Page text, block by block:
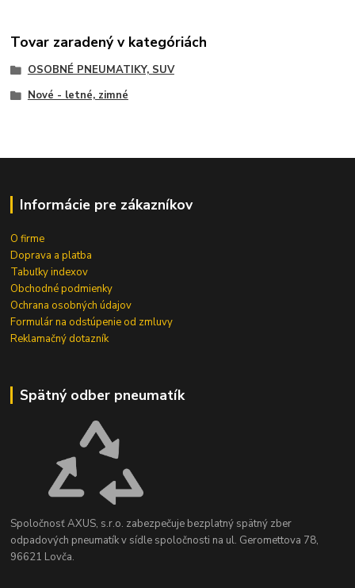
Tovar zaradený v kategóriách
OSOBNÉ PNEUMATIKY, SUV
Nové - letné, zimné
Informácie pre zákazníkov
O firme
Doprava a platba
Tabuľky indexov
Obchodné podmienky
Ochrana osobných údajov
Formulár na odstúpenie od zmluvy
Reklamačný dotazník
Spätný odber pneumatík
Spoločnosť AXUS, s.r.o. zabezpečuje bezplatný spätný zber
odpadových pneumatík v sídle spoločnosti na ul. Geromettova 78,
96621 Lovča.